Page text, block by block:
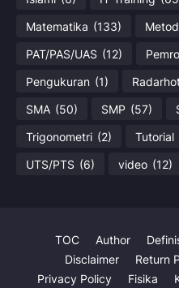
Matematika (133)
PAT/PAS/UAS (12)
Pengukuran (1)
SMA (50) SMP (57)
Trigonometri (2) Tutorial
UTS/PTS (6) video (12)
TOC Author
Disclaimer
Return
Privacy Policy
Fisika